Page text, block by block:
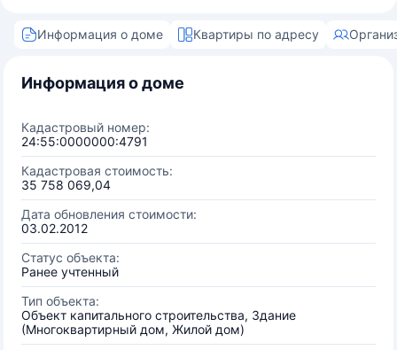
Информация о доме Квартиры по адресу
Информация о доме
Кадастровый номер:
24:55:0000000:4791
Кадастровая стоимость:
35 758 069,04
Дата обновления стоимости:
03.02.2012
Статус объекта:
Ранее учтенный
Тип объекта:
Объект капитального строительства, Здание
(Многоквартирный дом, Жилой дом)